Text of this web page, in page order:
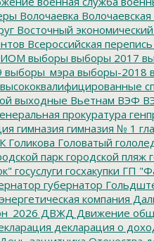
Волочаевка
Восточный
Всероссийская
выборы выборы 2017
выборы_мэра выборы-2018
высококвалифицированные
выходные Вьетнам ВЭФ
прокуратура
гимназия гимназия № 1
Голикова Головатый
парк городской пляж
госуслуги госхакупки ГП
губернатор
компания
ДВЖД Движение
декларация о